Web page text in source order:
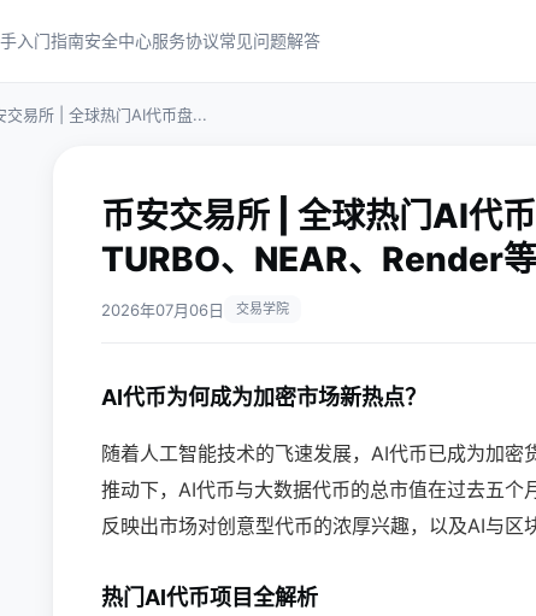
入门指南安全中心服务协议常见问题解答
交易所 | 全球热门AI代币盘...
币安交易所 | 全球热门AI代
TURBO、NEAR、Render等
2026年07月06日 交易学院
AI代币为何成为加密市场新热点？
随着人工智能技术的飞速发展，AI代币已成为加
推动下，AI代币与大数据代币的总市值在过去五
反映出市场对创意型代币的浓厚兴趣，以及AI与区
热门AI代币项目全解析